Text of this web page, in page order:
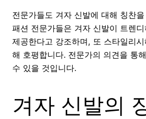
전문가들도 겨자 신발에 대해 칭찬
패션 전문가들은 겨자 신발이 트렌
제공한다고 강조하며, 또 스타일리
해 호평합니다. 전문가의 의견을 통
수 있을 것입니다.
겨자 신발의